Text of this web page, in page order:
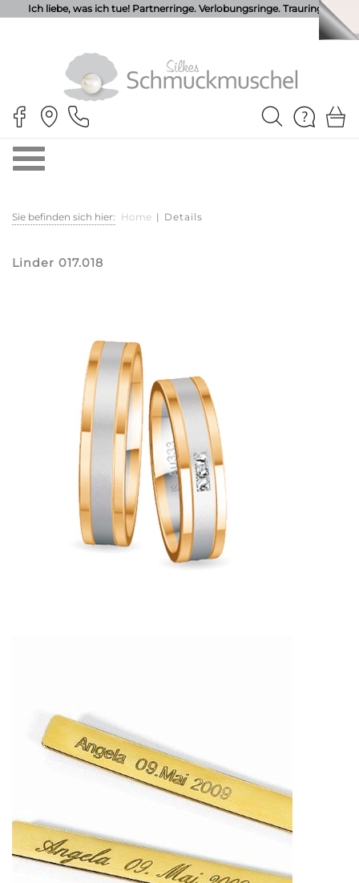
Ich liebe, was ich tue! Partnerringe. Verlobungsringe. Trauringe.
Sie befinden sich hier: Home | Details
Linder 017.018